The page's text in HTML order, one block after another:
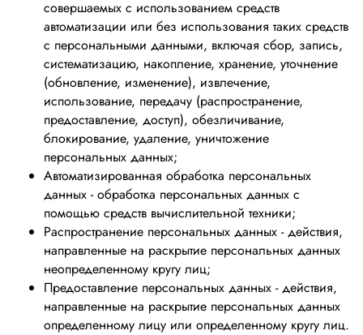
совершаемых с использованием средств
автоматизации или без использования таких средств
с персональными данными, включая сбор, запись,
систематизацию, накопление, хранение, уточнение
(обновление, изменение), извлечение,
использование, передачу (распространение,
предоставление, доступ), обезличивание,
блокирование, удаление, уничтожение
персональных данных;
Автоматизированная обработка персональных
данных - обработка персональных данных с
помощью средств вычислительной техники;
Распространение персональных данных - действия,
направленные на раскрытие персональных данных
неопределенному кругу лиц;
Предоставление персональных данных - действия,
направленные на раскрытие персональных данных
определенному лицу или определенному кругу лиц.